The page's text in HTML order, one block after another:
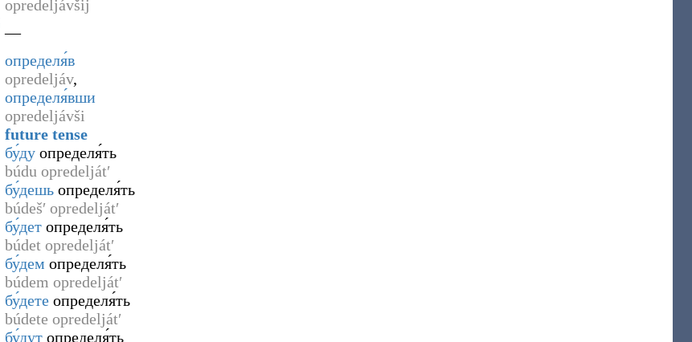
opredeljávšij
—
определя́в
opredeljáv,
определя́вши
opredeljávši
future tense
бу́ду определя́ть
búdu opredeljátʹ
бу́дешь определя́ть
búdešʹ opredeljátʹ
бу́дет определя́ть
búdet opredeljátʹ
бу́дем определя́ть
búdem opredeljátʹ
бу́дете определя́ть
búdete opredeljátʹ
бу́дут определя́ть